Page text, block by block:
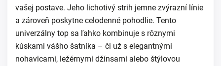
vašej postave. Jeho lichotivý strih jemne zvýrazní línie
a zároveň poskytne celodenné pohodlie. Tento
univerzálny top sa ľahko kombinuje s rôznymi
kúskami vášho šatníka – či už s elegantnými
nohavicami, ležérnymi džínsami alebo štýlovou